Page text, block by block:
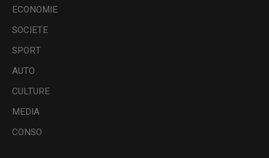
ECONOMIE
SOCIETE
SPORT
AUTO
CULTURE
MEDIA
CONSO